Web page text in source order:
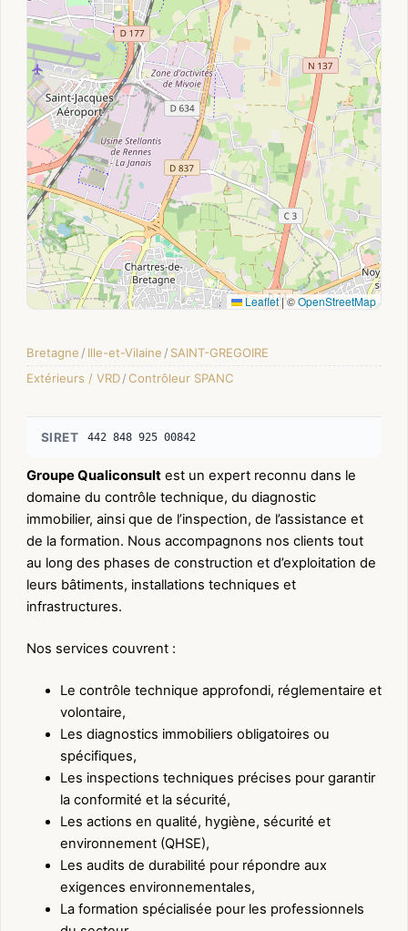
Leaflet |©OpenStreetMap
Bretagne / Ille-et-Vilaine / SAINT-GREGOIRE
Extérieurs / VRD/Contrôleur SPANC
SIRET 442 848 925 00842
Groupe Qualiconsult est un expert reconnu dans le
domaine du contrôle technique, du diagnostic
immobilier, ainsi que de l’inspection, de l’assistance et
de la formation. Nous accompagnons nos clients tout
au long des phases de construction et d’exploitation de
leurs bâtiments, installations techniques et
infrastructures.
Nos services couvrent :
Le contrôle technique approfondi, réglementaire et
volontaire,
Les diagnostics immobiliers obligatoires ou
spécifiques,
Les inspections techniques précises pour garantir
la conformité et la sécurité,
Les actions en qualité, hygiène, sécurité et
environnement (QHSE),
Les audits de durabilité pour répondre aux
exigences environnementales,
La formation spécialisée pour les professionnels